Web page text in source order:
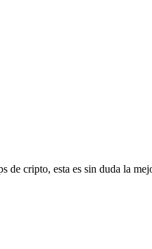
de cripto, esta es sin duda la